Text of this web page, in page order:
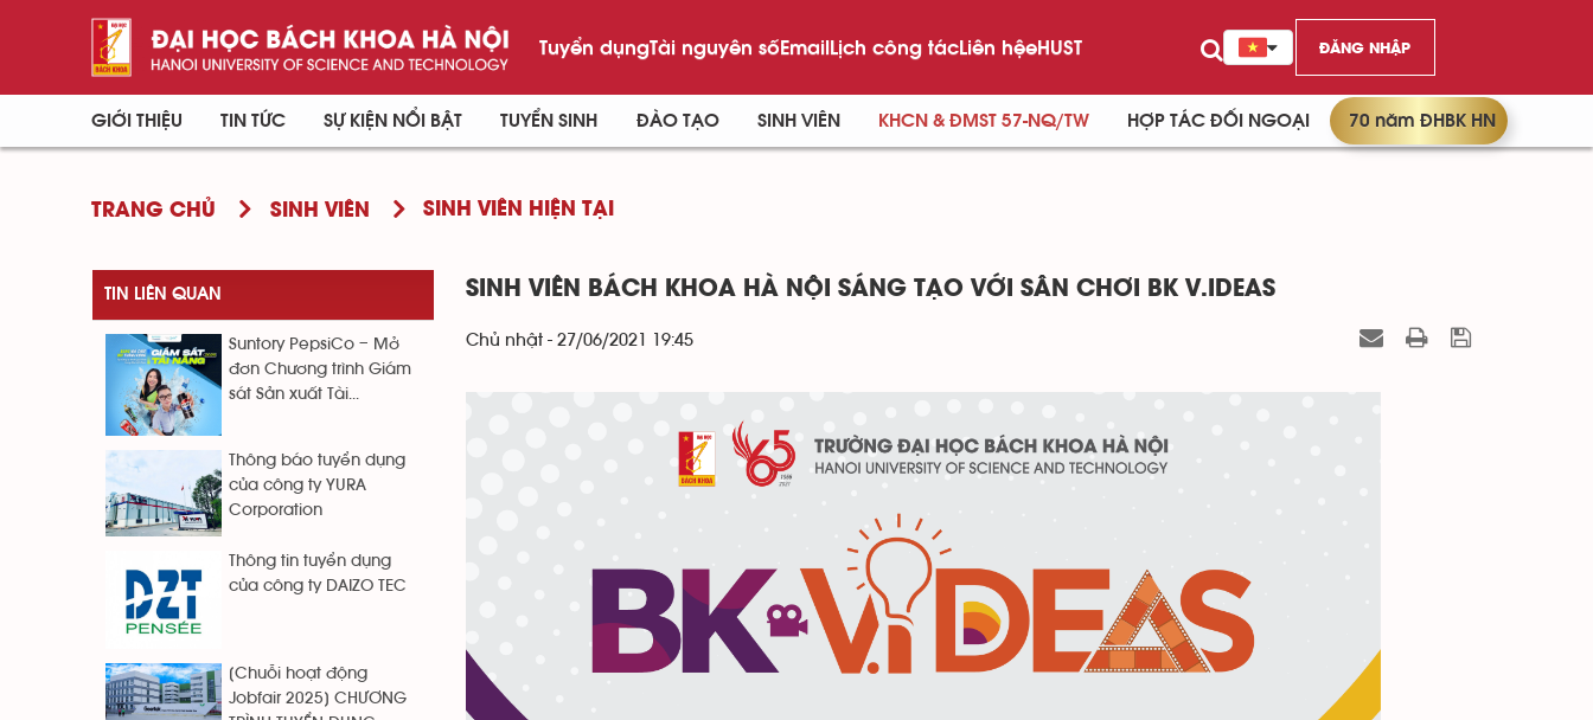
Tuyển dụngTài nguyên sốEmailLịch công tácLiên hệeHUST ĐĂNG NHẬP
GIỚI THIỆU TIN TỨC SỰ KIỆN NỔI BẬT TUYỂN SINH ĐÀO TẠO SINH VIÊN KHCN & ĐMST 57-NQ/TW HỢP TÁC ĐỐI NGOẠI 70 năm ĐHBK HN
TRANG CHỦ SINH VIÊN SINH VIÊN HIỆN TẠI
SINH VIÊN BÁCH KHOA HÀ NỘI SÁNG TẠO VỚI SÂN CHƠI BK V.IDEAS
Chủ nhật - 27/06/2021 19:45
TIN LIÊN QUAN
Suntory PepsiCo – Mở
đơn Chương trình Giám
sát Sản xuất Tài...
Thông báo tuyển dụng
của công ty YURA
Corporation
Thông tin tuyển dụng
của công ty DAIZO TEC
[Chuỗi hoạt động
Jobfair 2025] CHƯƠNG